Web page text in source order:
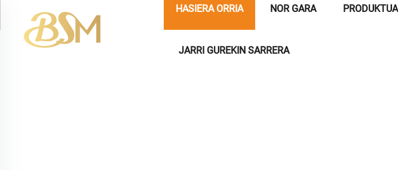
HASIERA ORRIA NOR GARA
JARRI GUREKIN SARRERA